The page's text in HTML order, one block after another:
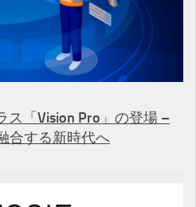
ス「Vision Pro」の登場 –
合する新時代へ